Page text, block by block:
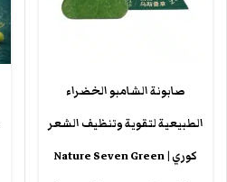
صابونة الشامبو الخضراء
الطبيعية لتقوية وتنظيف الشعر
كوري | Nature Seven Green